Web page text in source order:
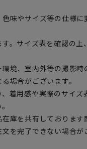
味やサイズ等の仕様に
。サイズ表を確認の上
境、室内外等の撮影時
場合がございます。
着用感や実際のサイズ
庫を共有しております
を完了できない場合